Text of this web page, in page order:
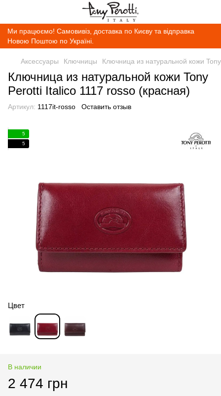
Ми працюємо! Самовивіз, доставка по Києву та відправка
Новою Поштою по Україні.
Аксессуары Ключницы Ключница из натуральной кожи
Ключница из натуральной кожи Tony
Perotti Italico 1117 rosso (красная)
Артикул: 1117it-rosso Оставить отзыв
5
5
Цвет
В наличии
2 474 грн